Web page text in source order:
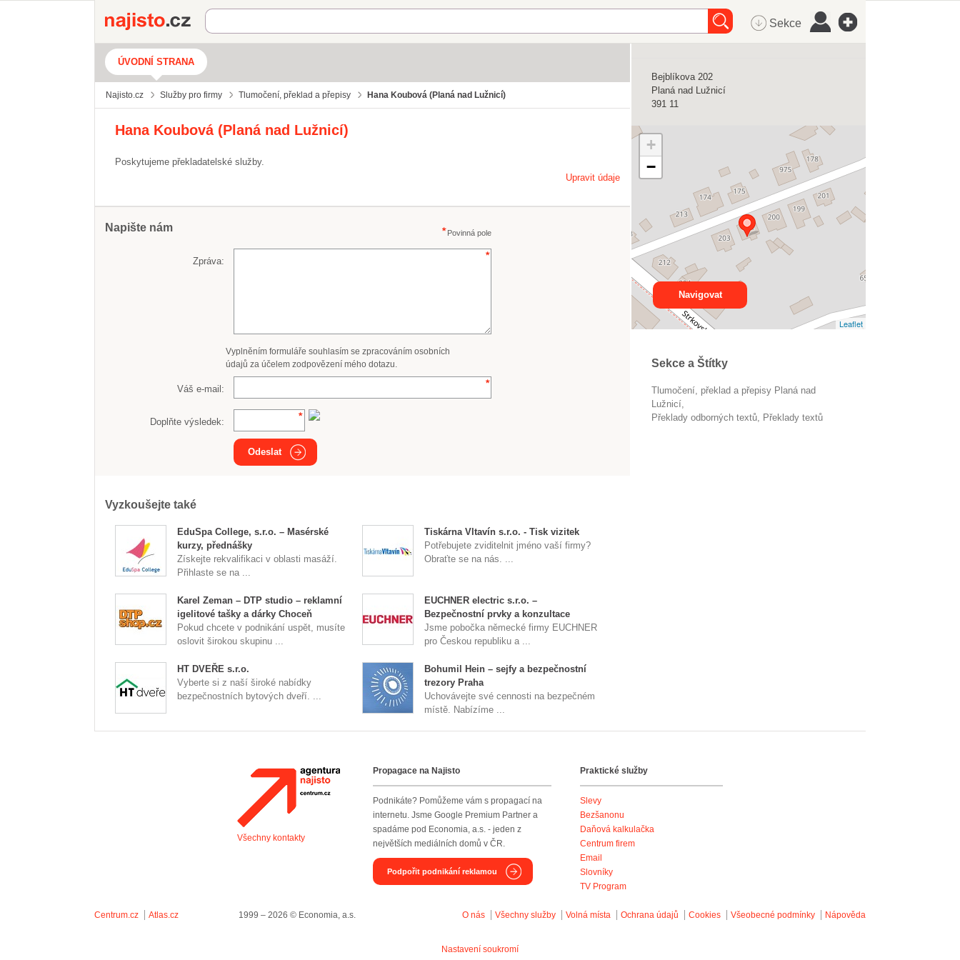
Najisto.cz Sekce
ÚVODNÍ STRANA
Najisto.cz Služby pro firmy Tlumočení, překlad a přepisy Hana Koubová (Planá nad Lužnicí)
Hana Koubová (Planá nad Lužnicí)
Poskytujeme překladatelské služby.
Upravit údaje
Napište nám Povinná pole
Zpráva:
Vyplněním formuláře souhlasím se zpracováním osobních
údajů za účelem zodpovězení mého dotazu.
Váš e-mail:
Doplňte výsledek:
Odeslat
Vyzkoušejte také
EduSpa College, s.r.o. – Masérské
kurzy, přednášky
Získejte rekvalifikaci v oblasti masáží.
Přihlaste se na ...
Tiskárna Vltavín s.r.o. - Tisk vizitek
Potřebujete zviditelnit jméno vaší firmy?
Obraťte se na nás. ...
Karel Zeman – DTP studio – reklamní
igelitové tašky a dárky Choceň
Pokud chcete v podnikání uspět, musíte
oslovit širokou skupinu ...
EUCHNER electric s.r.o. –
Bezpečnostní prvky a konzultace
Jsme pobočka německé firmy EUCHNER
pro Českou republiku a ...
HT DVEŘE s.r.o.
Vyberte si z naší široké nabídky
bezpečnostních bytových dveří. ...
Bohumil Hein – sejfy a bezpečnostní
trezory Praha
Uchovávejte své cennosti na bezpečném
místě. Nabízíme ...
Bejblíkova 202
Planá nad Lužnicí
391 11
+
−
Leaflet
Navigovat
Sekce a Štítky
Tlumočení, překlad a přepisy Planá nad
Lužnicí
překlady odborných textů
překlady textů
Agentura Najisto
Všechny kontakty
Propagace na Najisto
Podnikáte? Pomůžeme vám s propagací na
internetu. Jsme Google Premium Partner a
spadáme pod Economia, a.s. - jeden z
největších mediálních domů v ČR.
Podpořit podnikání reklamou
Praktické služby
Slevy
Bezšanonu
Daňová kalkulačka
Centrum firem
Email
Slovníky
TV Program
Centrum.cz Atlas.cz 1999 – 2026 © Economia, a.s. O nás Všechny služby Volná místa Ochrana údajů Cookies Všeobecné podmínky Nápověda
Nastavení soukromí